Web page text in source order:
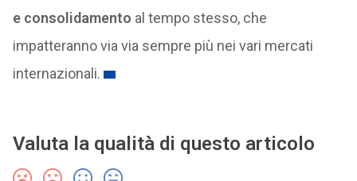
e consolidamento al tempo stesso, che
impatteranno via via sempre più nei vari mercati
internazionali.
Valuta la qualità di questo articolo